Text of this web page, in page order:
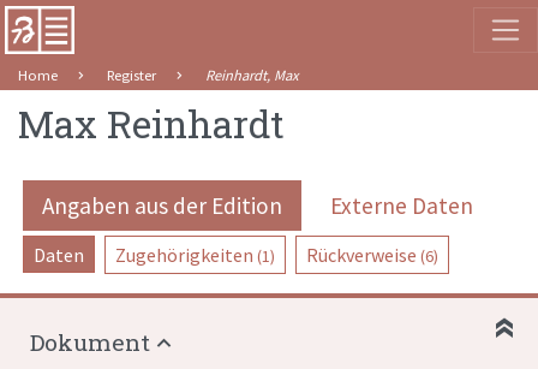
Home Register Reinhardt, Max
Max Reinhardt
Angaben aus der Edition Externe Daten
Daten Zugehörigkeiten (1) Rückverweise (6)
Dokument